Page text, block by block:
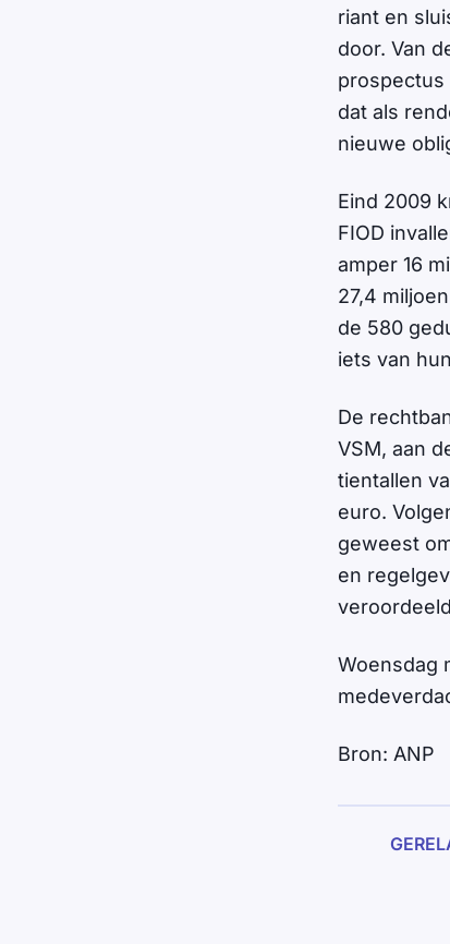
riant en
door. Van
prospectus
dat als
nieuwe
Eind 2009
FIOD
amper 16
27,4
de 580
iets van
De
VSM, aan
tientallen
euro.
geweest
en
Woensdag
Bron: ANP